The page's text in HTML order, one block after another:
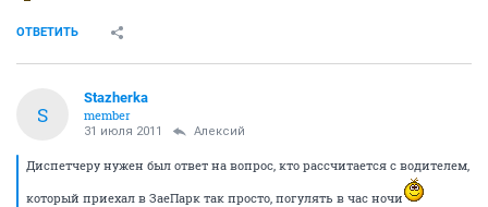
ОТВЕТИТЬ
S
Stazherka
member
31 июля 2011 Алексий
Диспетчеру нужен был ответ на вопрос, кто рассчитается с водителем,
который приехал в ЗаеПарк так просто, погулять в час ночи